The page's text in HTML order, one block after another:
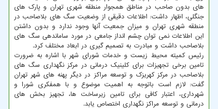
های بدون صاحب در مناطق همجوار منطقه شهری تهران و پارک های
جنگلی، اظهار داشت: اطلاعات دقیقی از وضعیت سگ های بلاصاحب در
منطقه شهری تهران و میزان جمعیت آنها وجود ندارد و بدون داشتن
این اطلاعات نمی توان چشم انداز جامعی در مورد ساماندهی سگ های
بلاصاحب داشت و مبادرت به تصمیم گیری در ابعاد مختلف کرد.
رئیس کمیته محیط زیست و خدمات شورای شهر با اشاره به ضرورت
تامین برخی تجهیزات برای کلینیک درمانی در مرکز نگهداری سگ های
بلاصاحب در مرکز کهریزک و توسعه مراکز در دیگر پهنه های شهر تهران
گفت: لازم است باتوجه به اهمیت موضوع و با همفکری شورا و
شهرداری، اعتبار کافی برای تامین زیرساخت ها، تجهیز بخش های
درمانی و توسعه مراکز نگهداری اختصاص یابد.